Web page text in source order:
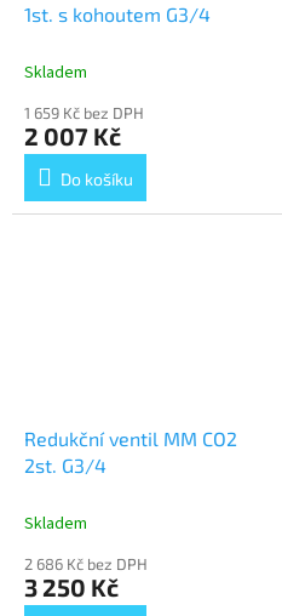
1st. s kohoutem G3/4
Skladem
1 659 Kč bez DPH
2 007 Kč
Do košíku
Redukční ventil MM CO2
2st. G3/4
Skladem
2 686 Kč bez DPH
3 250 Kč